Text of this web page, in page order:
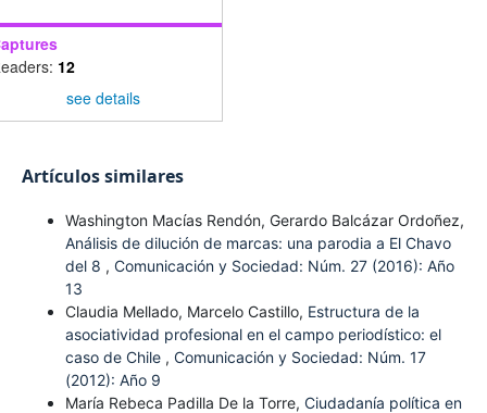
12
see details
Artículos similares
Washington Macías Rendón, Gerardo Balcázar Ordoñez,
Análisis de dilución de marcas: una parodia a El Chavo
del 8 , Comunicación y Sociedad: Núm. 27 (2016): Año
13
Claudia Mellado, Marcelo Castillo, Estructura de la
asociatividad profesional en el campo periodístico: el
caso de Chile , Comunicación y Sociedad: Núm. 17
(2012): Año 9
María Rebeca Padilla De la Torre, Ciudadanía política en